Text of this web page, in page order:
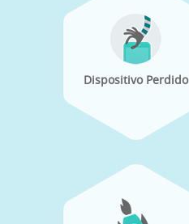
Dispositivo Perdido